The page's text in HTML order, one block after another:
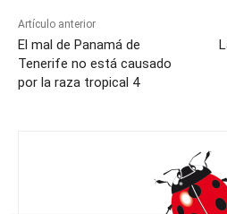
Artículo anterior
El mal de Panamá de
Tenerife no está causado
por la raza tropical 4